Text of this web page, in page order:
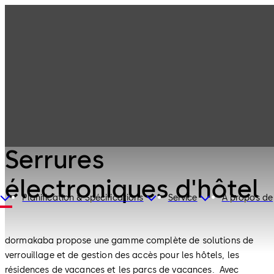
Planification & Spécifications Service À propos de
Serrures
électroniques d'hôtel
dormakaba propose une gamme complète de solutions de
verrouillage et de gestion des accès pour les hôtels, les
résidences de vacances et les parcs de vacances. Avec